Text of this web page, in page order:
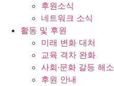
후원소식
네트워크 소식
활동 및 후원
미래 변화 대처
교육 격차 완화
사회∙문화 갈등 해소
후원 안내